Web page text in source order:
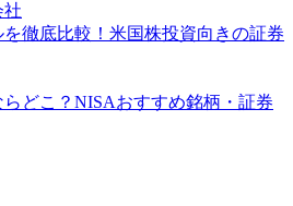
社
徹底比較！米国株投資向きの証券
どこ？NISAおすすめ銘柄・証券